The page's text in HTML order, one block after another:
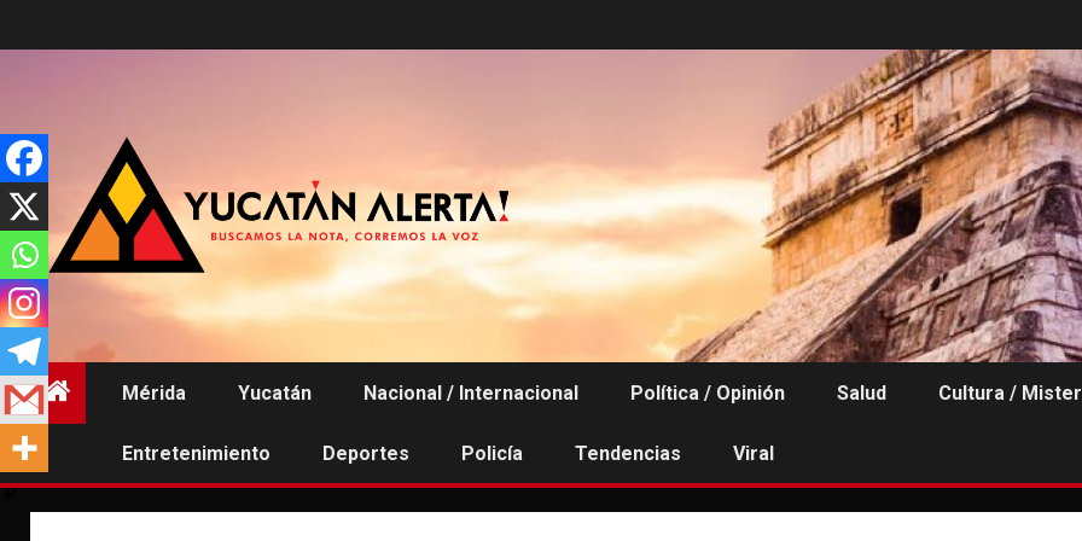
al
Mérida Yucatán Nacional / Internacional Política / Opinión Salud Cultura /
Entretenimiento Deportes Policía Tendencias Viral